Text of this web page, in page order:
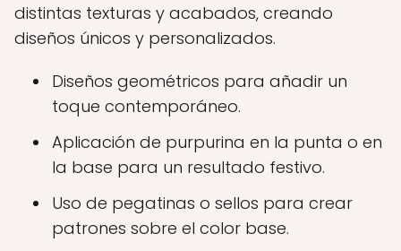
distintas texturas y acabados, creando
diseños únicos y personalizados.
Diseños geométricos para añadir un
toque contemporáneo.
Aplicación de purpurina en la punta o en
la base para un resultado festivo.
Uso de pegatinas o sellos para crear
patrones sobre el color base.